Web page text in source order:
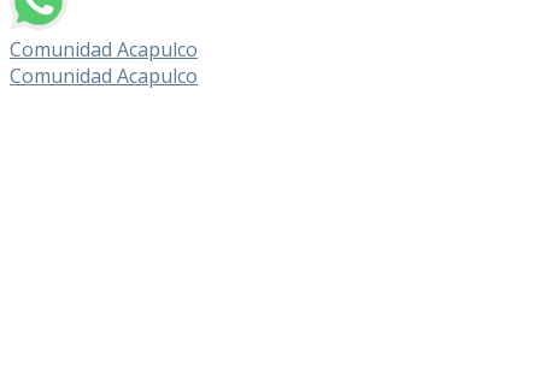
Comunidad Acapulco
Comunidad Acapulco